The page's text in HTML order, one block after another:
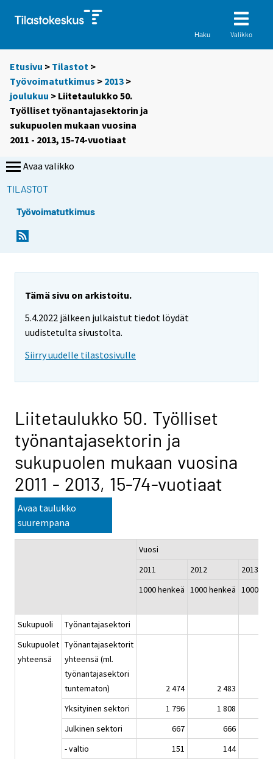
Haku Valikko
Etusivu > Tilastot >
Työvoimatutkimus > 2013 >
joulukuu > Liitetaulukko 50.
Työlliset työnantajasektorin ja
sukupuolen mukaan vuosina
2011 - 2013, 15-74-vuotiaat
Avaa valikko
TILASTOT
Työvoimatutkimus
Tämä sivu on arkistoitu.
5.4.2022 jälkeen julkaistut tiedot löydät
uudistetulta sivustolta.
Siirry uudelle tilastosivulle
Liitetaulukko 50. Työlliset
työnantajasektorin ja
sukupuolen mukaan vuosina
2011 - 2013, 15-74-vuotiaat
Avaa taulukko
suurempana
Vuosi
2011
2012
2013
1000 henkeä 1000 henkeä 1000
Sukupuoli
Työnantajasektori
Sukupuolet
yhteensä
Työnantajasektorit
yhteensä (ml.
työnantajasektori
tuntematon)
2 474 2 483
Yksityinen sektori
1 796 1 808
Julkinen sektori
667
666
- valtio
151
144